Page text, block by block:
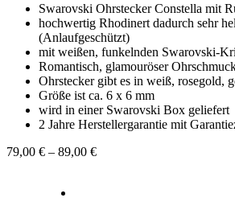
Swarovski Ohrstecker Constella mit
hochwertig Rhodinert dadurch sehr
(Anlaufgeschützt)
mit weißen, funkelnden Swarovski-
Romantisch, glamouröser
Ohrstecker gibt es in weiß, rosegold,
Größe ist ca. 6 x 6 mm
wird in einer Swarovski Box geliefert
2 Jahre Herstellergarantie mit
79,00 € – 89,00 €